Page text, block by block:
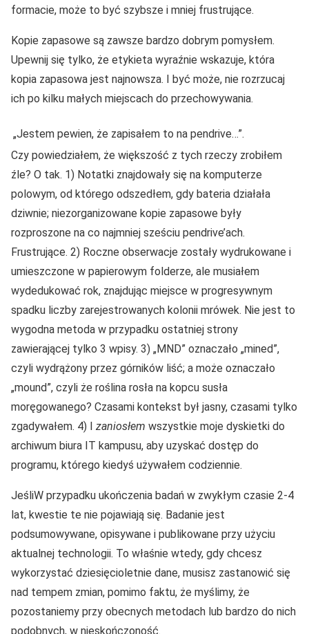
formacie, może to być szybsze i mniej frustrujące.
Kopie zapasowe są zawsze bardzo dobrym pomysłem.
Upewnij się tylko, że etykieta wyraźnie wskazuje, która
kopia zapasowa jest najnowsza. I być może, nie rozrzucaj
ich po kilku małych miejscach do przechowywania.
„Jestem pewien, że zapisałem to na pendrive…”.
Czy powiedziałem, że większość z tych rzeczy zrobiłem
źle? O tak. 1) Notatki znajdowały się na komputerze
polowym, od którego odszedłem, gdy bateria działała
dziwnie; niezorganizowane kopie zapasowe były
rozproszone na co najmniej sześciu pendrive’ach.
Frustrujące. 2) Roczne obserwacje zostały wydrukowane i
umieszczone w papierowym folderze, ale musiałem
wydedukować rok, znajdując miejsce w progresywnym
spadku liczby zarejestrowanych kolonii mrówek. Nie jest to
wygodna metoda w przypadku ostatniej strony
zawierającej tylko 3 wpisy. 3) „MND” oznaczało „mined”,
czyli wydrążony przez górników liść; a może oznaczało
„mound”, czyli że roślina rosła na kopcu susła
moręgowanego? Czasami kontekst był jasny, czasami tylko
zgadywałem. 4) I zaniosłem wszystkie moje dyskietki do
archiwum biura IT kampusu, aby uzyskać dostęp do
programu, którego kiedyś używałem codziennie.
JeśliW przypadku ukończenia badań w zwykłym czasie 2-4
lat, kwestie te nie pojawiają się. Badanie jest
podsumowywane, opisywane i publikowane przy użyciu
aktualnej technologii. To właśnie wtedy, gdy chcesz
wykorzystać dziesięcioletnie dane, musisz zastanowić się
nad tempem zmian, pomimo faktu, że myślimy, że
pozostaniemy przy obecnych metodach lub bardzo do nich
podobnych, w nieskończoność.